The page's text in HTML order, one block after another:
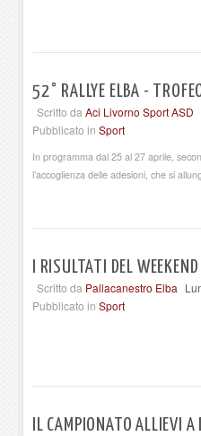
52° RALLYE ELBA -
Scritto da Aci Livorno Sport ASD
Pubblicato in Sport
In programma dal 25 al 27 aprile,
l’accoglienza delle adesioni, che si
I RISULTATI DEL
Scritto da Pallacanestro Elba
Pubblicato in Sport
IL CAMPIONATO ALLIEVI